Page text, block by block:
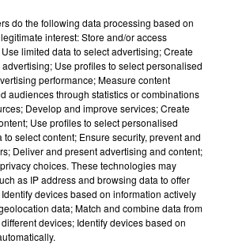
où vos amis sont comme votre
est révolue (…). Je ne sais
nous servirait. La série marche
! Un retour ne serait
». Et vous, pour ou contre un
deFriends?
do the following data processing based on
interest: Store and/or access
limited data to select advertising; Create
Use profiles to select personalised
performance; Measure content
audiences through statistics or combinations
Develop and improve services; Create
Use profiles to select personalised
select content; Ensure security, prevent and
Deliver and present advertising and content;
choices. These technologies may
as IP address and browsing data to offer
devices based on information actively
data; Match and combine data from
devices; Identify devices based on